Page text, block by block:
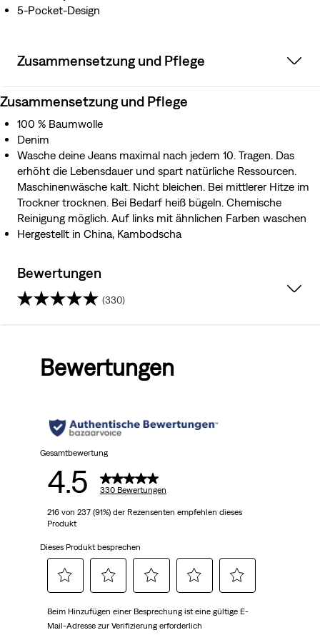
5-Pocket-Design
Zusammensetzung und Pflege
Zusammensetzung und Pflege
100 % Baumwolle
Denim
Wasche deine Jeans maximal nach jedem 10. Tragen. Das
erhöht die Lebensdauer und spart natürliche Ressourcen.
Maschinenwäsche kalt. Nicht bleichen. Bei mittlerer Hitze im
Trockner trocknen. Bei Bedarf heiß bügeln. Chemische
Reinigung möglich. Auf links mit ähnlichen Farben waschen
Hergestellt in China, Kambodscha
Bewertungen
(330)
Bewertungen
Bewertungen
Gesamtbewertung
4.5 330 Bewertungen
216 von 237 (91%) der Rezensenten empfehlen dieses
Produkt
Dieses Produkt besprechen
Sie
diese
Sie
diese
Sie
diese
Sie
diese
Sie
Beim Hinzufügen einer Besprechung ist eine gültige E-
Mail-Adresse zur Verifizierung erforderlich